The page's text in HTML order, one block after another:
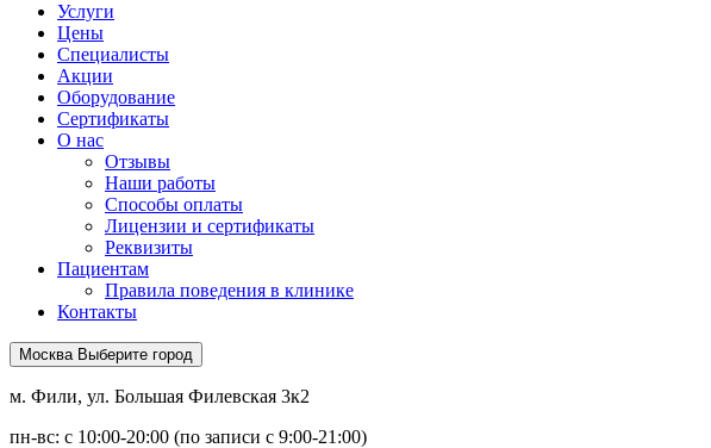
Услуги
Цены
Специалисты
Акции
Оборудование
Сертификаты
О нас
Отзывы
Наши работы
Способы оплаты
Лицензии и сертификаты
Реквизиты
Пациентам
Правила поведения в клинике
Контакты
Москва Выберите город
м. Фили, ул. Большая Филевская 3к2
пн-вс: с 10:00-20:00 (по записи с 9:00-21:00)